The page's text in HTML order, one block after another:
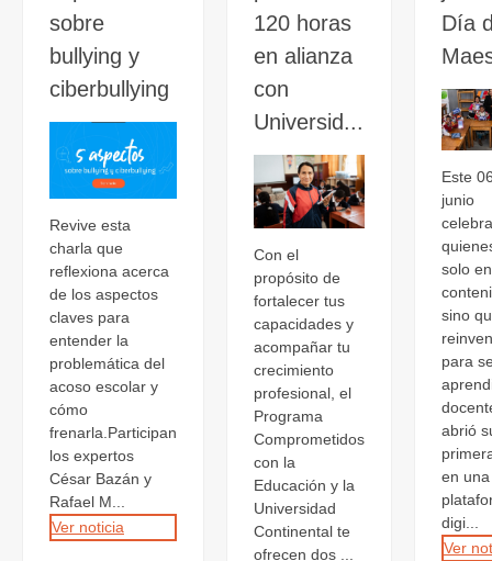
sobre
bullying y
ciberbullying
Revive esta
charla que
reflexiona acerca
de los aspectos
claves para
entender la
problemática del
acoso escolar y
cómo
frenarla.Participan
los expertos
César Bazán y
Rafael M...
Ver noticia
120 horas
en alianza
con
Universid...
Con el
propósito de
fortalecer tus
capacidades y
acompañar tu
crecimiento
profesional, el
Programa
Comprometidos
con la
Educación y la
Universidad
Continental te
ofrecen dos ...
Día
Este
junio
solo
sino
para
abrió
en una
digi...
Ver